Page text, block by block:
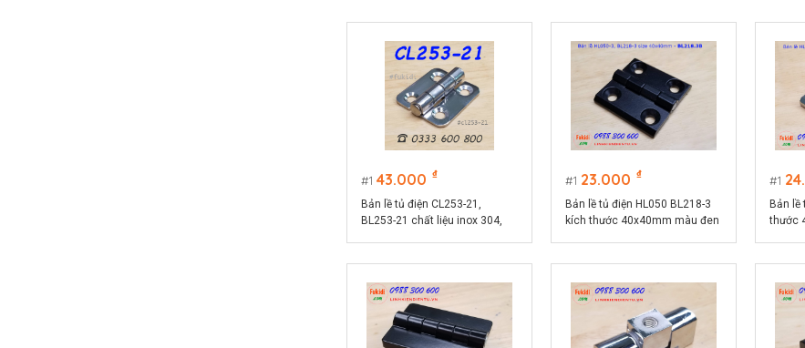
1 43.000 ₫
Bản lề tủ điện CL253-21,
BL253-21 chất liệu inox 304,
1 23.000 ₫
Bản lề tủ điện HL050 BL218-3
kích thước 40x40mm màu đen
1
Bản lề
thước